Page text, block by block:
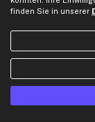
Seat Ersatzteile
Social Media
finden Sie in unserer